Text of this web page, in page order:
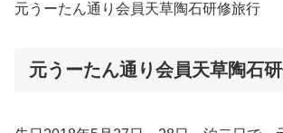
元うーたん通り会員天草陶石研修旅行
元うーたん通り会員天草陶石